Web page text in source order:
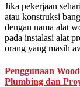
Jika pekerjaan
atau konstruksi
dengan nama alat
pada instalasi alat
orang yang masih
Penggunaan
Plumbing dan